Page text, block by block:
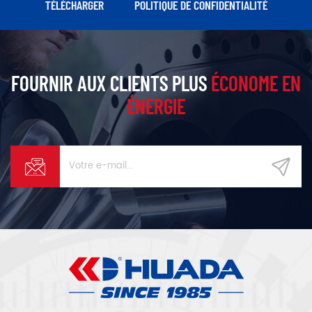
TÉLÉCHARGER
POLITIQUE DE CONFIDENTIALITÉ
FOURNIR AUX CLIENTS PLUSÉCONOME EN
ÉNERGIE